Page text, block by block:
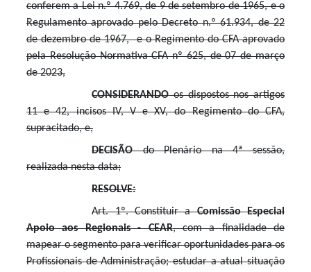
conferem a Lei n.º 4.769, de 9 de setembro de 1965, e o
Regulamento aprovado pelo Decreto n.º 61.934, de 22
de dezembro de 1967, e o Regimento do CFA aprovado
pela Resolução Normativa CFA nº 625, de 07 de março
de 2023,
CONSIDERANDOos dispostos nos artigos
11 e 42, incisos IV, V e XV, do Regimento do CFA,
supracitado, e,
DECISÃOdo Plenário na 4ª sessão,
realizada nesta data;
RESOLVE:
Art. 1º. Constituir aComissão Especial
Apoio aos Regionais - CEAR, com a finalidade de
mapear o segmento para verificar oportunidades para os
Profissionais de Administração; estudar a atual situação